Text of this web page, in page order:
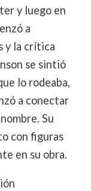
y luego en
a
y la crítica
se sintió
lo rodeaba,
a conectar
Su
con figuras
en su obra.